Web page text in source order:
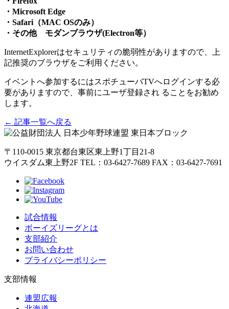
・Microsoft Edge
・Safari（MAC OSのみ）
・その他 モダンブラウザ(Electron等）
InternetExplorerはセキュリティの脆弱性がありますので、上
記推奨のブラウザをご利用ください。
イベントへ参加するにはスポチューバTVへログインする必
要がありますので、事前にユーザ登録され ることをお勧め
します。
← 記事一覧へ戻る
〒110-0015 東京都台東区東上野1丁目21-8
ウイスダム東上野2F TEL：03-6427-7689 FAX：03-6427-7691
試合情報
ボーイズリーグとは
支部紹介
お問い合わせ
プライバシーポリシー
支部情報
連盟広報